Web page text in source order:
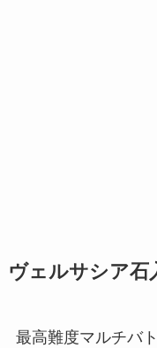
ヴェルサシア石
最高難度マルチバ